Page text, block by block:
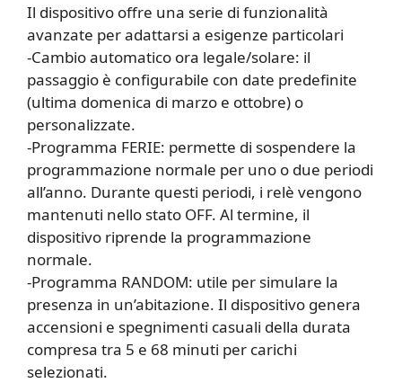
Il dispositivo offre una serie di funzionalità
avanzate per adattarsi a esigenze particolari
-Cambio automatico ora legale/solare: il
passaggio è configurabile con date predefinite
(ultima domenica di marzo e ottobre) o
personalizzate.
-Programma FERIE: permette di sospendere la
programmazione normale per uno o due periodi
all’anno. Durante questi periodi, i relè vengono
mantenuti nello stato OFF. Al termine, il
dispositivo riprende la programmazione
normale.
-Programma RANDOM: utile per simulare la
presenza in un’abitazione. Il dispositivo genera
accensioni e spegnimenti casuali della durata
compresa tra 5 e 68 minuti per carichi
selezionati.